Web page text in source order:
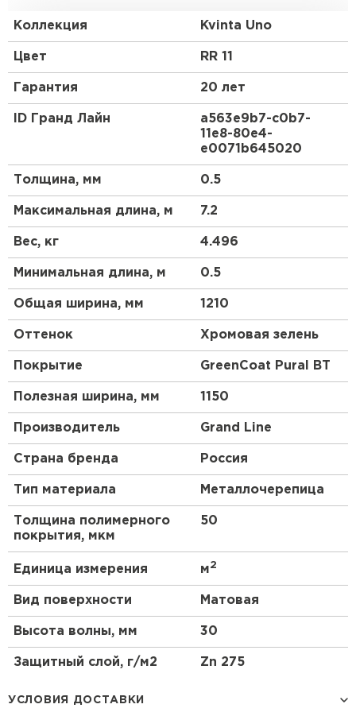
доборных элементов, как и у листовой
Коллекция Kvinta Uno
Цвет RR 11
Гарантия 20 лет
ID Гранд Лайн
a563e9b7-c0b7-
11e8-80e4-
e0071b645020
Толщина, мм 0.5
Максимальная длина, м 7.2
Вес, кг 4.496
Минимальная длина, м 0.5
Общая ширина, мм 1210
Оттенок Хромовая зелень
Покрытие GreenСoat Pural BT
Полезная ширина, мм 1150
Производитель Grand Line
Страна бренда Россия
Тип материала Металлочерепица
Толщина полимерного
покрытия, мкм
50
Единица измерения м2
Вид поверхности Матовая
Высота волны, мм 30
Защитный слой, г/м2 Zn 275
УСЛОВИЯ ДОСТАВКИ